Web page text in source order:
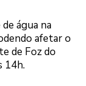
água na
afetar o
de Foz do
14h.